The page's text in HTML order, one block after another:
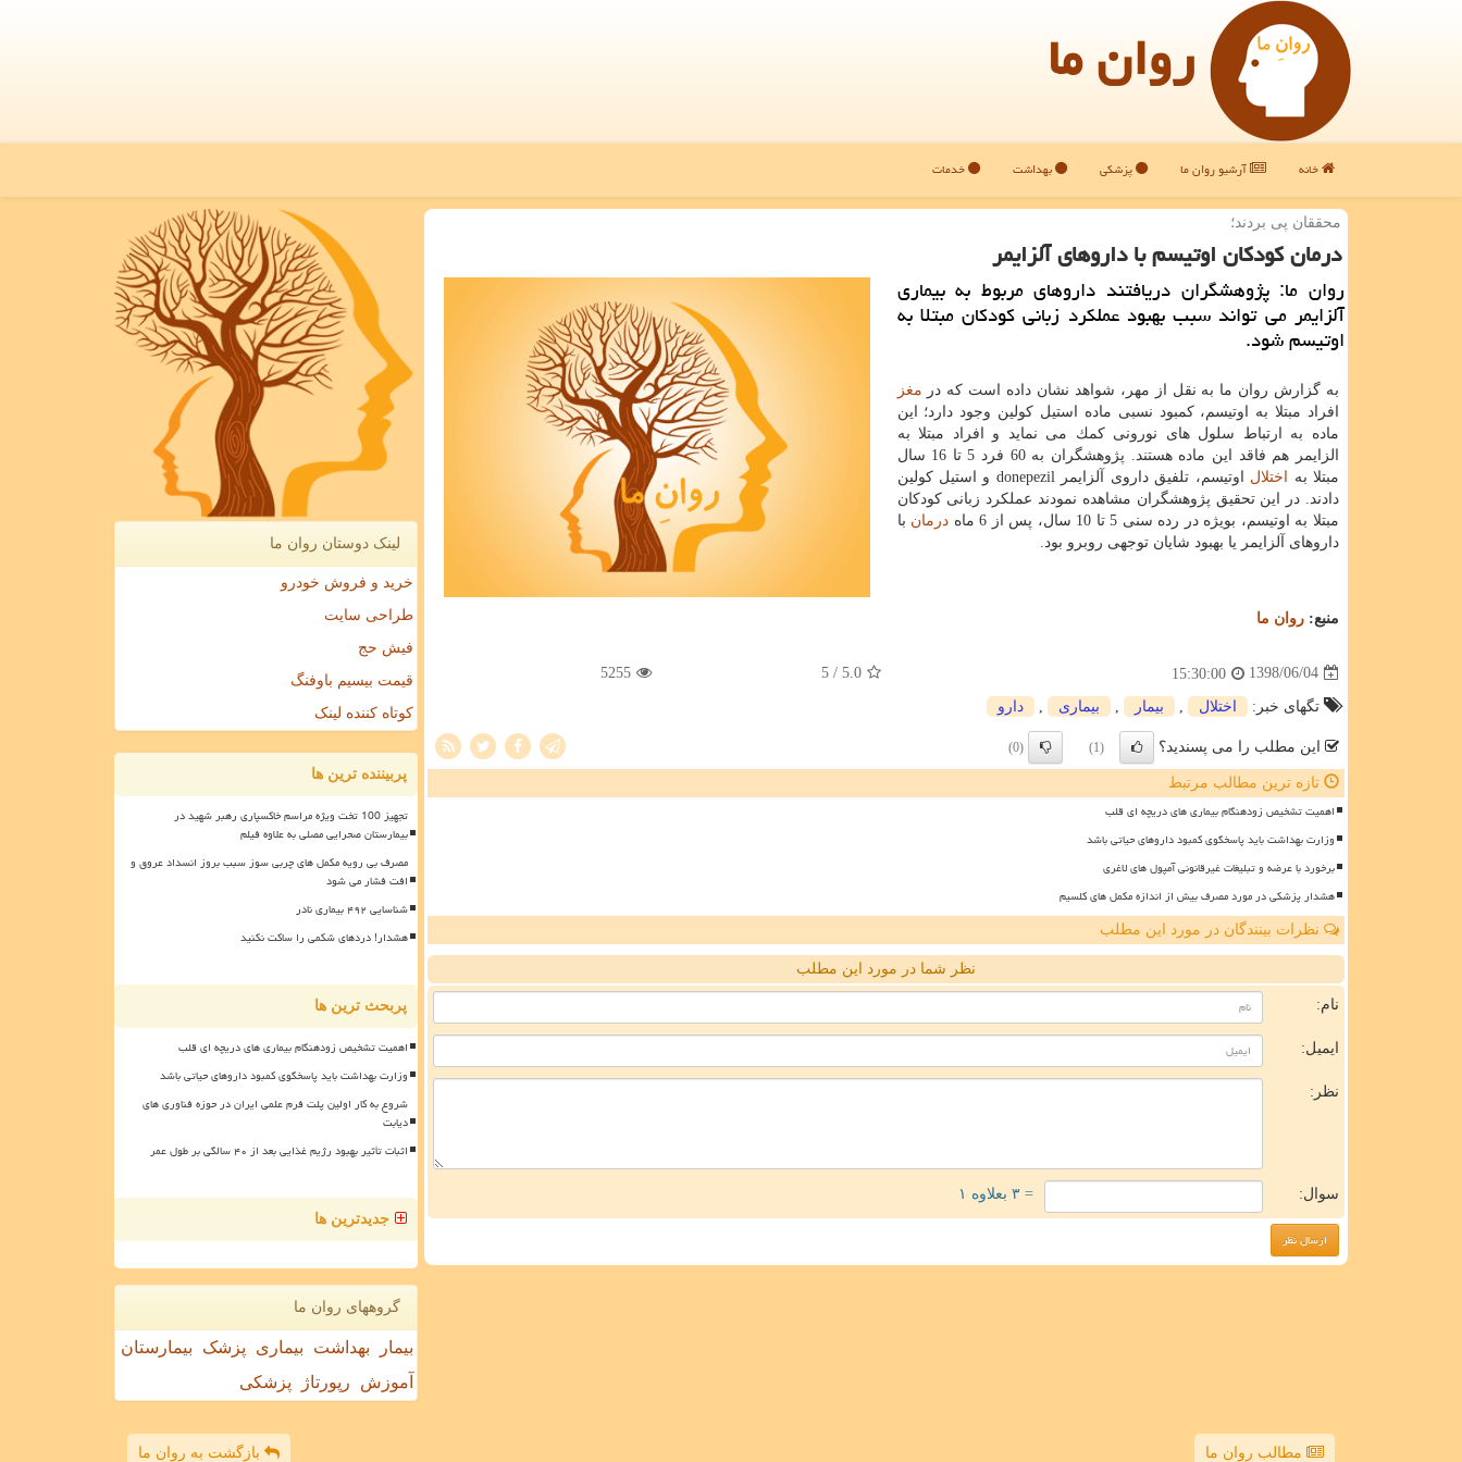
روان ما
خانه آرشیو روان ما پزشکی بهداشت خدمات
محققان پی بردند؛
درمان كودكان اوتیسم با داروهای آلزایمر
روان ما: پژوهشگران دریافتند داروهای مربوط به بیماری
آلزایمر می تواند سبب بهبود عملكرد زبانی كودكان مبتلا به
اوتیسم شود.
به گزارش روان ما به نقل از مهر، شواهد نشان داده است كه در مغز
افراد مبتلا به اوتیسم، كمبود نسبی ماده استیل كولین وجود دارد؛ این
ماده به ارتباط سلول های نورونی كمك می نماید و افراد مبتلا به
الزایمر هم فاقد این ماده هستند. پژوهشگران به 60 فرد 5 تا 16 سال
مبتلا به
اختلال
اوتیسم، تلفیق داروی آلزایمر donepezil و استیل كولین
دادند. در این تحقیق پژوهشگران مشاهده نمودند عملكرد زبانی كودكان
مبتلا به اوتیسم، بویژه در رده سنی 5 تا 10 سال، پس از 6 ماه
درمان با
داروهای آلزایمر یا بهبود شایان توجهی روبرو بود.
منبع: روان ما
1398/06/04
15:30:00
5.0
/ 5
5255
تگهای خبر: اختلال بیمار بیماری دارو
این مطلب را می پسندید؟ (1)
(0)
تازه ترین مطالب مرتبط
اهمیت تشخیص زودهنگام بیماری های دریچه ای قلب
وزارت بهداشت باید پاسخگوی کمبود داروهای حیاتی باشد
برخورد با عرضه و تبلیغات غیرقانونی آمپول های لاغری
هشدار پزشکی در مورد مصرف بیش از اندازه مکمل های کلسیم
نظرات بینندگان در مورد این مطلب
نظر شما در مورد این مطلب
نام:
ایمیل:
نظر:
سوال: = ۳ بعلاوه ۱
لینک دوستان روان ما
خرید و فروش خودرو
طراحی سایت
فیش حج
قیمت بیسیم باوفنگ
کوتاه کننده لینک
پربیننده ترین ها
تجهیز 100 تخت ویژه مراسم خاکسپاری رهبر شهید در
بیمارستان صحرایی مصلی به علاوه فیلم
مصرف بی رویه مکمل های چربی سوز سبب بروز انسداد عروق و
افت فشار می شود
شناسایی ۴۹۲ بیماری نادر
هشدار! دردهای شکمی را ساکت نکنید
پربحث ترین ها
اهمیت تشخیص زودهنگام بیماری های دریچه ای قلب
وزارت بهداشت باید پاسخگوی کمبود داروهای حیاتی باشد
شروع به کار اولین پلت فرم علمی ایران در حوزه فناوری های
دیابت
اثبات تأثیر بهبود رژیم غذایی بعد از ۴۰ سالگی بر طول عمر
جدیدترین ها
گروههای روان ما
بیمار بهداشت بیماری پزشک
بیمارستان
آموزش
رپورتاژ پزشکی
مطالب روان ما بازگشت به روان ما